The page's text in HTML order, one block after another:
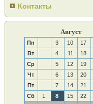
Контакты
Август
Пн 3 10 17
Вт
4 11 18
Ср
5 12 19
Чт
6 13 20
Пт
7 14 21
Сб
1 8 15 22